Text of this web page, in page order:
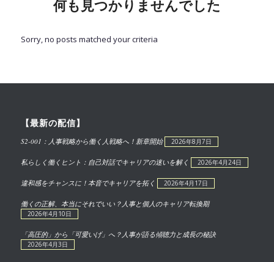
何も見つかりませんでした
Sorry, no posts matched your criteria
【最新の配信】
S2-001：人事戦略から働く人戦略へ！新章開始 2026年8月7日
私らしく働くヒント：自己対話でキャリアの迷いを解く 2026年4月24日
違和感をチャンスに！本音でキャリアを拓く 2026年4月17日
働くの正解、本当にそれでいい？人事と個人のキャリア転換期
2026年4月10日
「高圧的」から「可愛いげ」へ？人事が語る傾聴力と成長の秘訣
2026年4月3日